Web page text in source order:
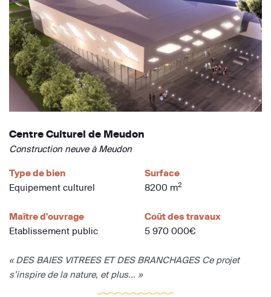
Centre Culturel de Meudon
Construction neuve à Meudon
Type de bien
Equipement culturel
Surface
8200 m2
Maître d'ouvrage
Etablissement public
Coût des travaux
5 970 000€
« DES BAIES VITREES ET DES BRANCHAGES Ce projet
s’inspire de la nature, et plus... »